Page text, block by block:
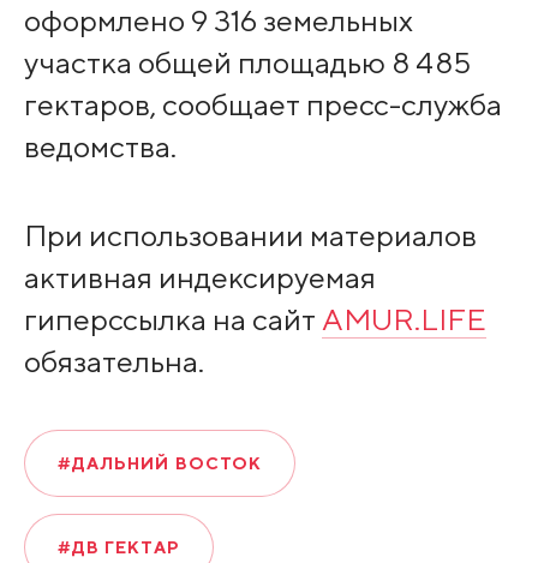
оформлено 9 316 земельных
участка общей площадью 8 485
гектаров, сообщает пресс-служба
ведомства.
При использовании материалов
активная индексируемая
гиперссылка на сайт AMUR.LIFE
обязательна.
#ДАЛЬНИЙ ВОСТОК
#ДВ ГЕКТАР